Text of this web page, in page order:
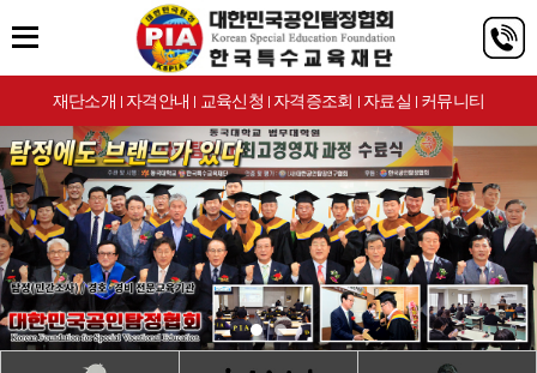
재단소개 | 자격안내 | 교육신청 | 자격증조회 | 자료실 | 커뮤니티